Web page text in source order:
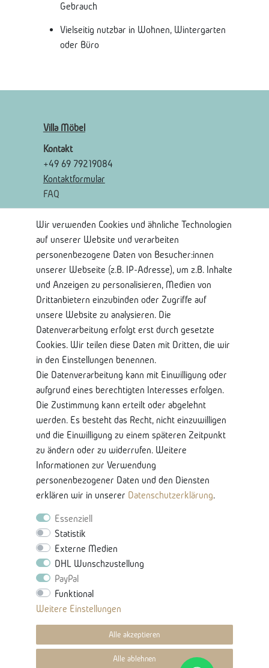
Gebrauch
Vielseitig nutzbar in Wohnen, Wintergarten
oder Büro
Villa Möbel
Kontakt
+49 69 79219084
Kontaktformular
FAQ
Rechtliches
Widerrufsrecht
Widerrufsformular
Impressum
Shop Service
Kontaktseite
Mein Konto
Über Uns
Lieferung und Retoure
Bankkontodaten
Nützliche Informationen
Glossar-Ratgeberinhalten
Produkteigenschaften & Pflege
Vertrag Widerrufen -
Widerrufsbutton
© 2021 Villa Möbel
Wir verwenden Cookies und ähnliche Technologien
auf unserer Website und verarbeiten
personenbezogene Daten von Besucher:innen
unserer Webseite (z.B. IP-Adresse), um z.B. Inhalte
und Anzeigen zu personalisieren, Medien von
Drittanbietern einzubinden oder Zugriffe auf
unsere Website zu analysieren. Die
Datenverarbeitung erfolgt erst durch gesetzte
Cookies. Wir teilen diese Daten mit Dritten, die wir
in den Einstellungen benennen.
Die Datenverarbeitung kann mit Einwilligung oder
aufgrund eines berechtigten Interesses erfolgen.
Die Zustimmung kann erteilt oder abgelehnt
werden. Es besteht das Recht, nicht einzuwilligen
und die Einwilligung zu einem späteren Zeitpunkt
zu ändern oder zu widerrufen. Weitere
Informationen zur Verwendung
personenbezogener Daten und den Diensten
erklären wir in unserer Daten­schutz­erklärung.
Essenziell
Statistik
Externe Medien
DHL Wunschzustellung
PayPal
Funktional
Weitere Einstellungen
Alle akzeptieren
Alle ablehnen